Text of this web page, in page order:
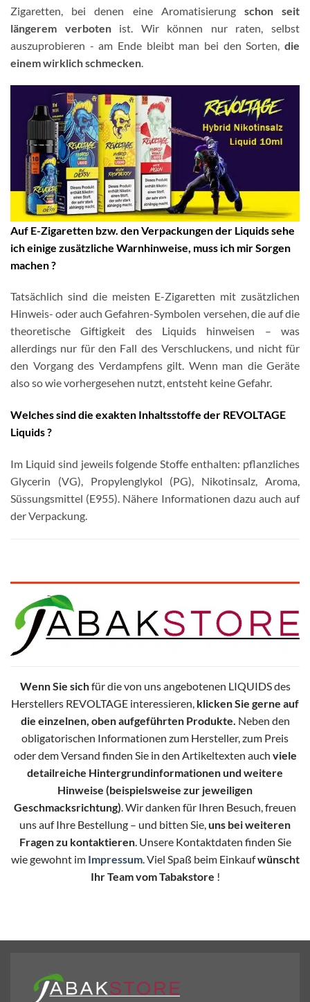
Zigaretten, bei denen eine Aromatisierung schon seit
längerem verbotenist. Wir können nur raten, selbst
auszuprobieren - am Ende bleibt man bei den Sorten, die
einem wirklich schmecken
Auf E-Zigaretten bzw. den Verpackungen der Liquids sehe
ich einige zusätzliche Warnhinweise, muss ich mir Sorgen
machen ?
Tatsächlich sind die meisten E-Zigaretten mit zusätzlichen
Hinweis- oder auch Gefahren-Symbolen versehen, die auf die
theoretische Giftigkeit des Liquids hinweisen – was
allerdings nur für den Fall des Verschluckens, und nicht für
den Vorgang des Verdampfens gilt. Wenn man die Geräte
also so wie vorhergesehen nutzt, entsteht keine Gefahr.
Welches sind die exakten Inhaltsstoffe der REVOLTAGE
Liquids ?
Im Liquid sind jeweils folgende Stoffe enthalten: pflanzliches
Glycerin (VG), Propylenglykol (PG), Nikotinsalz, Aroma,
Süssungsmittel (E955). Nähere Informationen dazu auch auf
der Verpackung.
Wenn Sie sichfür die von uns angebotenen LIQUIDS des
Herstellers REVOLTAGE interessieren, klicken Sie gerne auf
die einzelnen, oben aufgeführten Produkte. Neben den
obligatorischen Informationen zum Hersteller, zum Preis
oder dem Versand finden Sie in den Artikeltexten auch viele
detailreiche Hintergrundinformationen und weitere
Hinweise (beispielsweise zur jeweiligen
Geschmacksrichtung) . Wir danken für Ihren Besuch, freuen
uns auf Ihre Bestellung – und bitten Sie, uns bei weiteren
Fragen zu kontaktieren. Unsere Kontaktdaten finden Sie
wie gewohnt im Impressum. Viel Spaß beim Einkaufwünscht
Ihr Team vom Tabakstore !